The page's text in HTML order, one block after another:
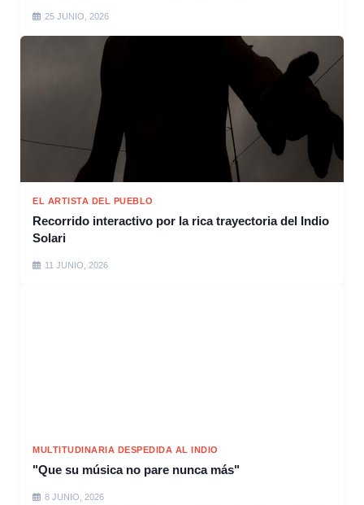
25 JUNIO, 2026
EL ARTISTA DEL PUEBLO
Recorrido interactivo por la rica trayectoria del Indio
Solari
11 JUNIO, 2026
MULTITUDINARIA DESPEDIDA AL INDIO
"Que su música no pare nunca más"
8 JUNIO, 2026